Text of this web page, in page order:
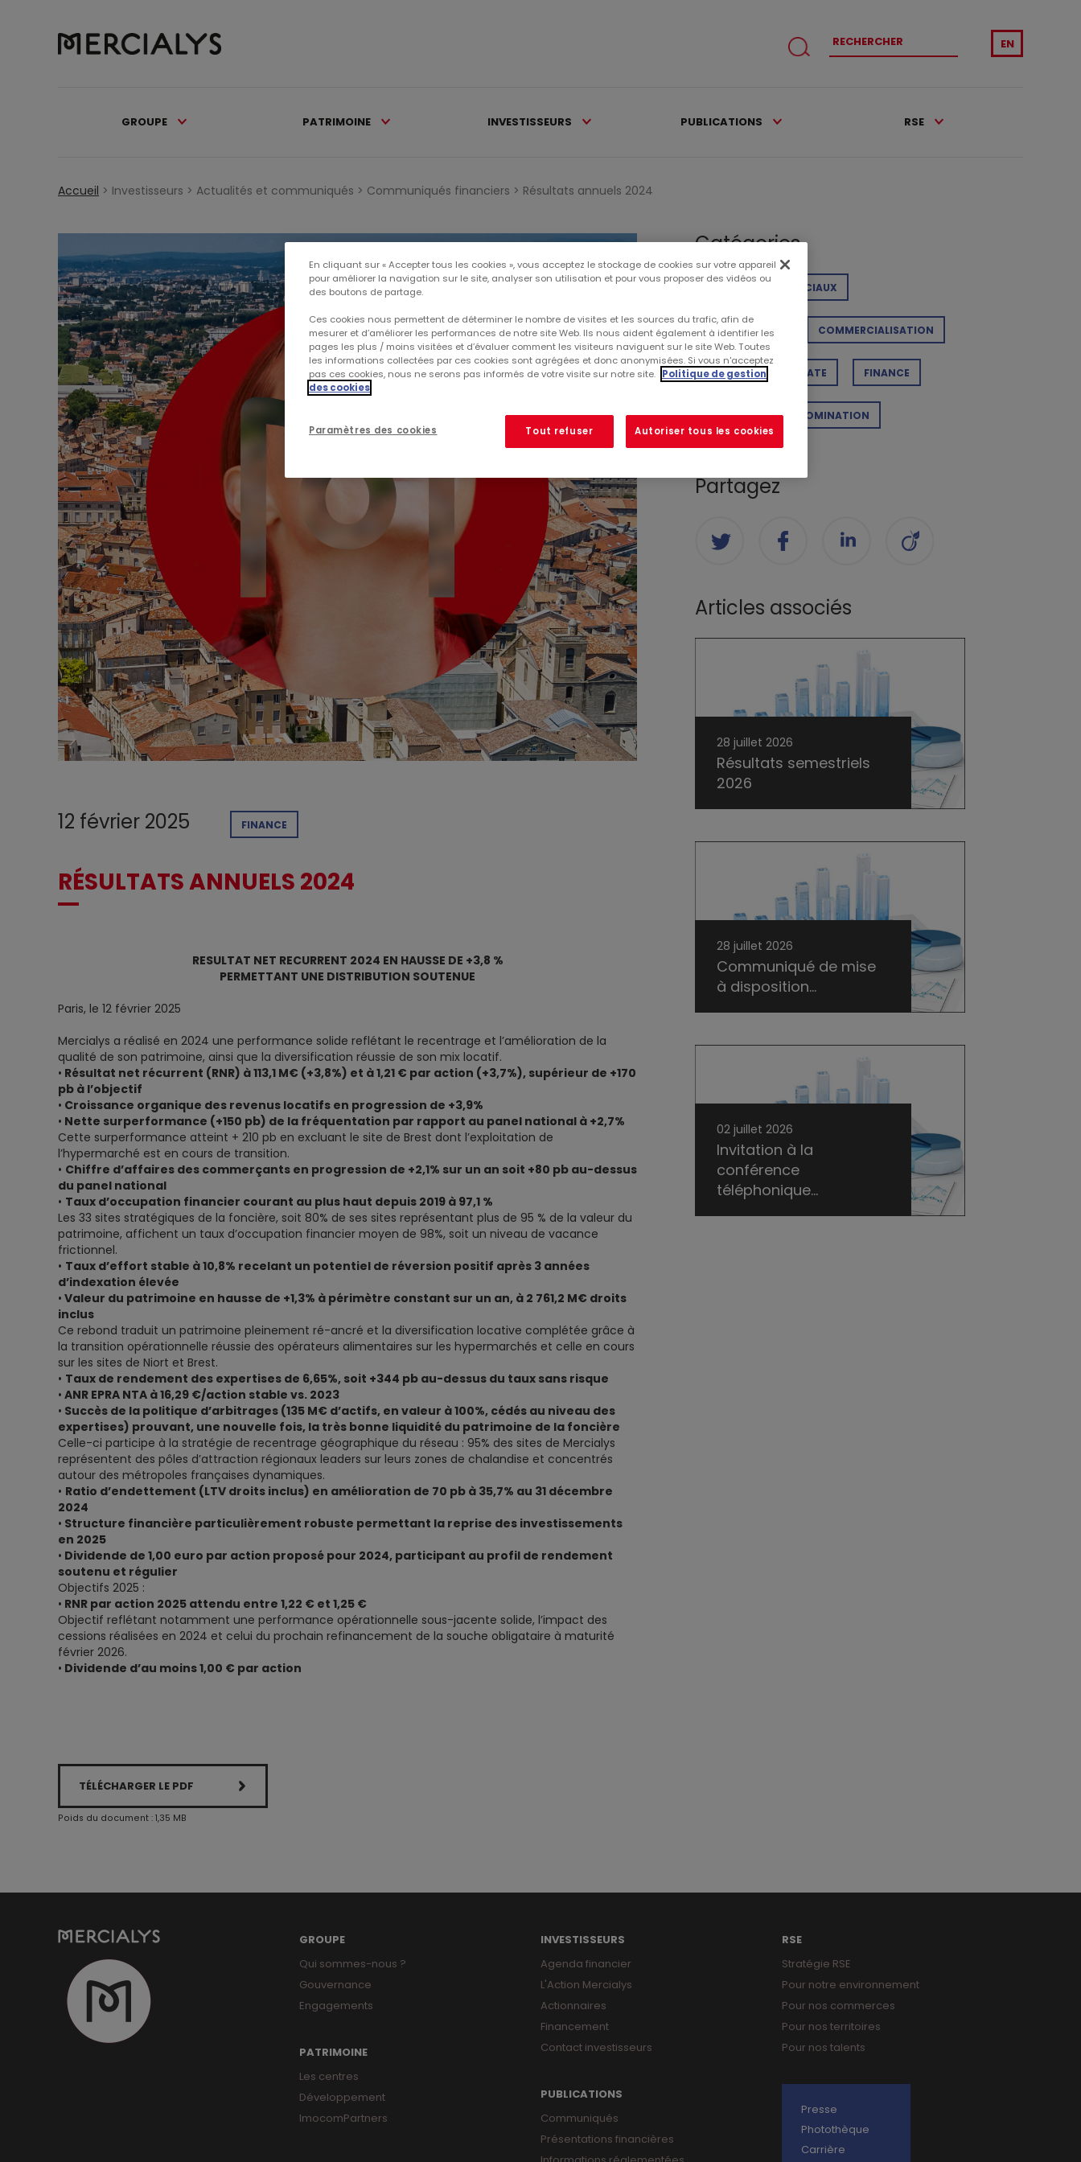
EN
GROUPE PATRIMOINE INVESTISSEURS PUBLICATIONS RSE
Accueil > Investisseurs > Actualités et communiqués > Communiqués financiers > Résultats annuels 2024
12 février 2025 FINANCE
RÉSULTATS ANNUELS 2024
RESULTAT NET RECURRENT 2024 EN HAUSSE DE +3,8 %
PERMETTANT UNE DISTRIBUTION SOUTENUE
Paris, le 12 février 2025
Mercialys a réalisé en 2024 une performance solide reflétant le recentrage et l’amélioration de la
qualité de son patrimoine, ainsi que la diversification réussie de son mix locatif.
• Résultat net récurrent (RNR) à 113,1 M€ (+3,8%) et à 1,21 € par action (+3,7%), supérieur de +170
pb à l’objectif
• Croissance organique des revenus locatifs en progression de +3,9%
• Nette surperformance (+150 pb) de la fréquentation par rapport au panel national à +2,7%
Cette surperformance atteint + 210 pb en excluant le site de Brest dont l’exploitation de
l’hypermarché est en cours de transition.
• Chiffre d’affaires des commerçants en progression de +2,1% sur un an soit +80 pb au-dessus
du panel national
• Taux d’occupation financier courant au plus haut depuis 2019 à 97,1 %
Les 33 sites stratégiques de la foncière, soit 80% de ses sites représentant plus de 95 % de la valeur du
patrimoine, affichent un taux d’occupation financier moyen de 98%, soit un niveau de vacance
frictionnel.
• Taux d’effort stable à 10,8% recelant un potentiel de réversion positif après 3 années
d’indexation élevée
• Valeur du patrimoine en hausse de +1,3% à périmètre constant sur un an, à 2 761,2 M€ droits
inclus
Ce rebond traduit un patrimoine pleinement ré-ancré et la diversification locative complétée grâce à
la transition opérationnelle réussie des opérateurs alimentaires sur les hypermarchés et celle en cours
sur les sites de Niort et Brest.
• Taux de rendement des expertises de 6,65%, soit +344 pb au-dessus du taux sans risque
• ANR EPRA NTA à 16,29 €/action stable vs. 2023
• Succès de la politique d’arbitrages (135 M€ d’actifs, en valeur à 100%, cédés au niveau des
expertises) prouvant, une nouvelle fois, la très bonne liquidité du patrimoine de la foncière
Celle-ci participe à la stratégie de recentrage géographique du réseau : 95% des sites de Mercialys
représentent des pôles d’attraction régionaux leaders sur leurs zones de chalandise et concentrés
autour des métropoles françaises dynamiques.
• Ratio d’endettement (LTV droits inclus) en amélioration de 70 pb à 35,7% au 31 décembre
2024
• Structure financière particulièrement robuste permettant la reprise des investissements
en 2025
• Dividende de 1,00 euro par action proposé pour 2024, participant au profil de rendement
soutenu et régulier
Objectifs 2025 :
• RNR par action 2025 attendu entre 1,22 € et 1,25 €
Objectif reflétant notamment une performance opérationnelle sous-jacente solide, l’impact des
cessions réalisées en 2024 et celui du prochain refinancement de la souche obligataire à maturité
février 2026.
• Dividende d’au moins 1,00 € par action
TÉLÉCHARGER LE PDF
Poids du document : 1,35 MB
Catégories
CENTRES COMMERCIAUX
RÉALISATIONS COMMERCIALISATION
RSE CORPORATE FINANCE
PALMARÈS NOMINATION
Partagez
Articles associés
28 juillet 2026
Résultats semestriels
2026
28 juillet 2026
Communiqué de mise
à disposition...
02 juillet 2026
Invitation à la
conférence
téléphonique...
GROUPE
Qui sommes-nous ?
Gouvernance
Engagements
PATRIMOINE
Les centres
Développement
ImocomPartners
INVESTISSEURS
Agenda financier
L'Action Mercialys
Actionnaires
Financement
Contact investisseurs
PUBLICATIONS
Communiqués
Présentations financières
RSE
Stratégie RSE
Pour notre environnement
Pour nos commerces
Pour nos territoires
Pour nos talents
Presse
Photothèque
Carrière
En cliquant sur « Accepter tous les cookies », vous acceptez le stockage de cookies sur votre appareil
pour améliorer la navigation sur le site, analyser son utilisation et pour vous proposer des vidéos ou
des boutons de partage.
Ces cookies nous permettent de déterminer le nombre de visites et les sources du trafic, afin de
mesurer et d’améliorer les performances de notre site Web. Ils nous aident également à identifier les
pages les plus / moins visitées et d’évaluer comment les visiteurs naviguent sur le site Web. Toutes
les informations collectées par ces cookies sont agrégées et donc anonymisées. Si vous n'acceptez
pas ces cookies, nous ne serons pas informés de votre visite sur notre site. Politique de gestion
des cookies
Tout refuser Autoriser tous les cookies
Paramètres des cookies